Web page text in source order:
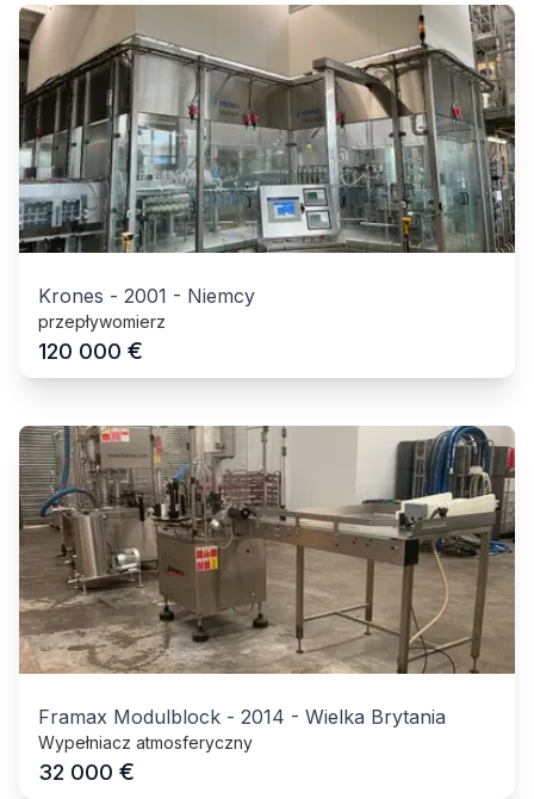
Krones - 2001 - Niemcy
przepływomierz
120 000 €
Framax Modulblock - 2014 - Wielka Brytania
Wypełniacz atmosferyczny
32 000 €